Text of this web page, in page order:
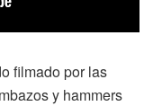
filmado por las
y hammers